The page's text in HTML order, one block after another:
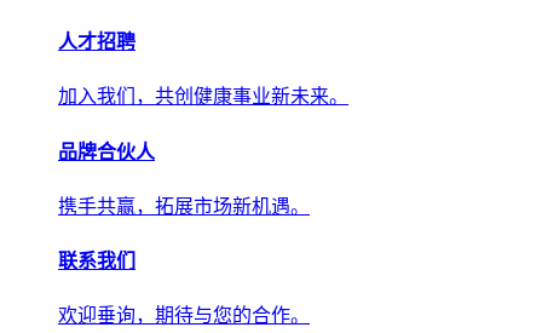
人才招聘
加入我们，共创健康事业新未来。
品牌合伙人
携手共赢，拓展市场新机遇。
联系我们
欢迎垂询，期待与您的合作。